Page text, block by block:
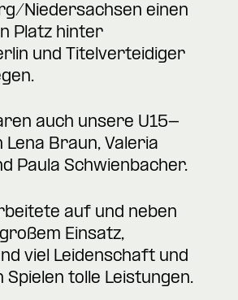
Niedersachsen einen
Platz hinter
und Titelverteidiger
auch unsere U15-
Lena Braun, Valeria
Paula Schwienbacher.
auf und neben
Einsatz,
viel Leidenschaft und
Spielen tolle Leistungen.